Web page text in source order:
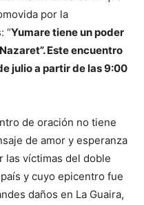
por la
“Yumare tiene un poder
Este encuentro
julio a partir de las 9:00
de oración no tiene
de amor y esperanza
las víctimas del doble
y cuyo epicentro fue
daños en La Guaira,